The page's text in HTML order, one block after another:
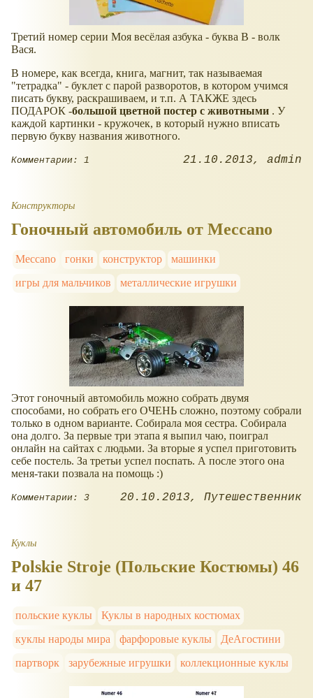
Третий номер серии Моя весёлая азбука - буква В - волк
Вася.
В номере, как всегда, книга, магнит, так называемая
"тетрадка" - буклет с парой разворотов, в котором учимся
писать букву, раскрашиваем, и т.п. А ТАКЖЕ здесь
ПОДАРОК -большой цветной постер с животными . У
каждой картинки - кружочек, в который нужно вписать
первую букву названия животного.
Комментарии: 1 21.10.2013 admin
Конструкторы
Гоночный автомобиль от Meccano
Meccano гонки конструктор
машинки
игры для мальчиков
металлические игрушки
Этот гоночный автомобиль можно собрать двумя
способами, но собрать его ОЧЕНЬ сложно, поэтому собрали
только в одном варианте. Собирала моя сестра. Собирала
она долго. За первые три этапа я выпил чаю, поиграл
онлайн на сайтах с людьми. За вторые я успел приготовить
себе постель. За третьи успел поспать. А после этого она
меня-таки позвала на помощь :)
Комментарии: 3 20.10.2013 Путешественник
Куклы
Polskie Stroje (Польские Костюмы) 46
и 47
польские куклы
Куклы в народных костюмах
куклы народы мира
фарфоровые куклы
ДеАгостини
партворк
зарубежные игрушки коллекционные куклы